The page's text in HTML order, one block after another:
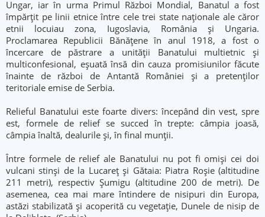
Ungar, iar în urma Primul Război Mondial, Banatul a fost
împărțit pe linii etnice între cele trei state naționale ale căror
etnii locuiau zona, Iugoslavia, România și Ungaria.
Proclamarea Republicii Bănățene în anul 1918, a fost o
încercare de păstrare a unității Banatului multietnic și
multiconfesional, eșuată însă din cauza promisiunilor făcute
înainte de război de Antantă României și a pretenților
teritoriale emise de Serbia.
Relieful Banatului este foarte divers: începând din vest, spre
est, formele de relief se succed în trepte: câmpia joasă,
câmpia înaltă, dealurile și, în final munții.
Între formele de relief ale Banatului nu pot fi omiși cei doi
vulcani stinși de la Lucareț și Gătaia: Piatra Roșie (altitudine
211 metri), respectiv Șumigu (altitudine 200 de metri). De
asemenea, cea mai mare întindere de nisipuri din Europa,
astăzi stabilizată și acoperită cu vegetație, Dunele de nisip de